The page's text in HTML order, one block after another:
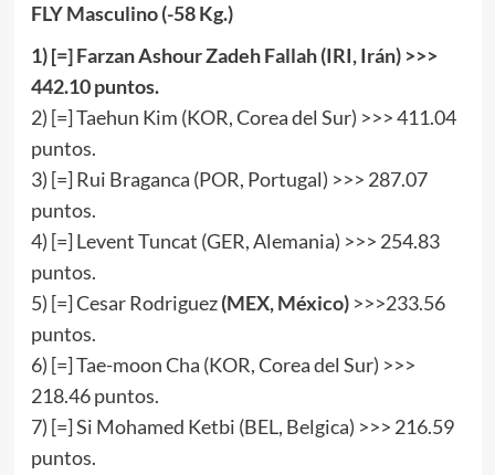
FLY Masculino (-58 Kg.)
1) [=] Farzan Ashour Zadeh Fallah (IRI, Irán) >>>
442.10 puntos.
2) [=] Taehun Kim (KOR, Corea del Sur) >>> 411.04
puntos.
3) [=] Rui Braganca (POR, Portugal) >>> 287.07
puntos.
4) [=] Levent Tuncat (GER, Alemania) >>> 254.83
puntos.
5) [=] Cesar Rodriguez(MEX, México)>>>233.56
puntos.
6) [=] Tae-moon Cha (KOR, Corea del Sur) >>>
218.46 puntos.
7) [=] Si Mohamed Ketbi (BEL, Belgica) >>> 216.59
puntos.